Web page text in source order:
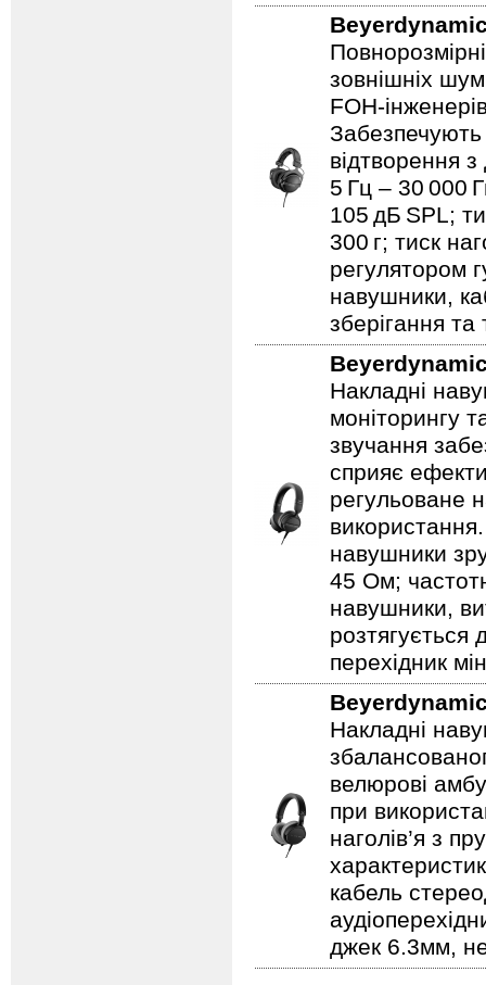
зовнішніх
відтворення
5 Гц – 30 000
105 дБ SPL;
300 г; тиск
регулятором
навушники,
зберігання
Накладні
моніторингу
звучання
сприяє
регульоване
навушники
45 Ом;
навушники,
розтягується
перехідник
Накладні
велюрові
при
наголів’я з
кабель
джек 6.3мм,